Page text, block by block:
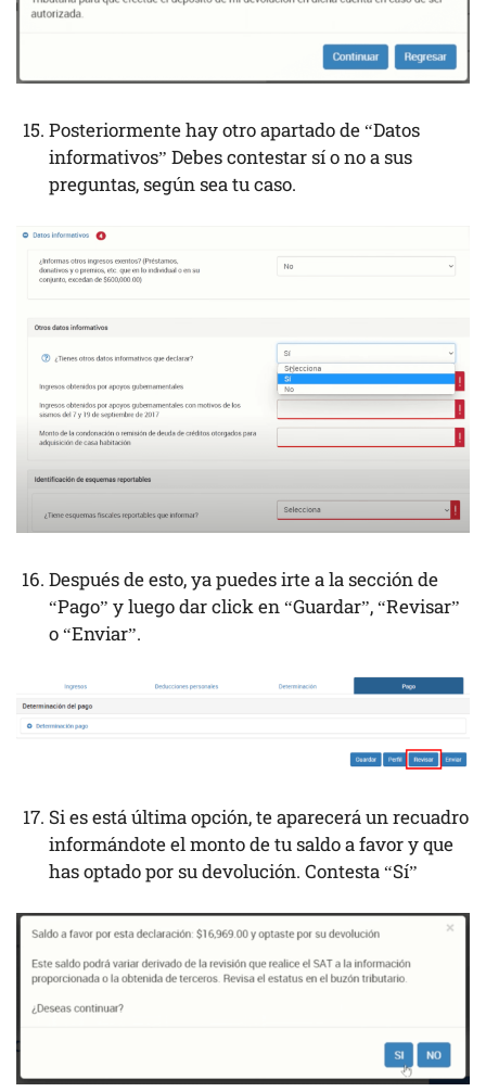
Posteriormente hay otro apartado de “Datos
informativos” Debes contestar sí o no a sus
preguntas, según sea tu caso.
Después de esto, ya puedes irte a la sección de
“Pago” y luego dar click en “Guardar”, “Revisar”
o “Enviar”.
Si es está última opción, te aparecerá un recuadro
informándote el monto de tu saldo a favor y que
has optado por su devolución. Contesta “Sí”